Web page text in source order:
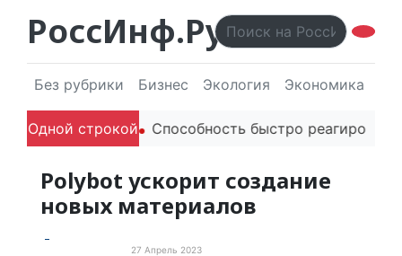
РоссИнф.Ру
Без рубрики Бизнес Экология Экономика
Одной строкой
в речи Способность быстро реагировать через
Polybot ускорит создание
новых материалов
27 Апрель 2023